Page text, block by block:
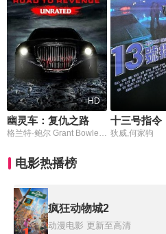
HD
幽灵车：复仇之路
格兰特·鲍尔 Grant Bowler,凯丝琳·蒙露 Kathleen Munroe,Martin Hancock,Micah Balfour,Burt Grinstead,Nina Bergman,吉米·巴姆博,罗尼·考克斯
十三号指令
狄威,何家驹
电影热播榜
疯狂动物城2
动漫电影 更新至高清